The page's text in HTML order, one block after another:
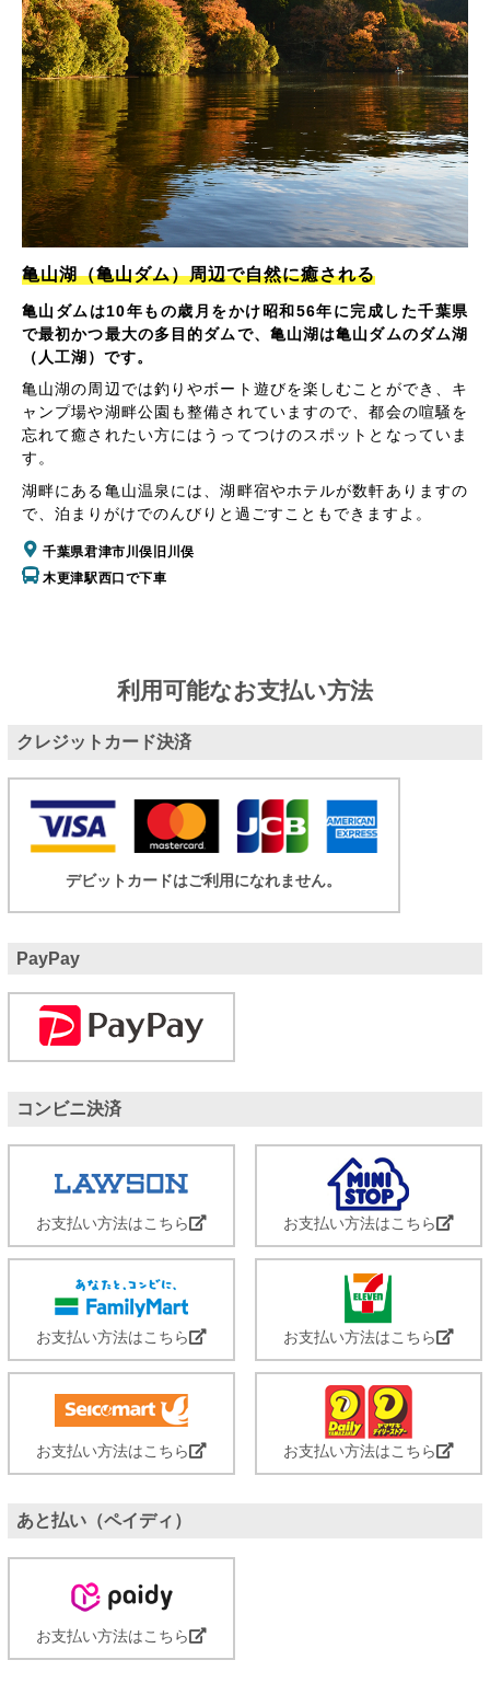
亀山湖（亀山ダム）周辺で自然に癒される
亀山ダムは10年もの歳月をかけ昭和56年に完成した千葉県
で最初かつ最大の多目的ダムで、亀山湖は亀山ダムのダム湖
（人工湖）です。
亀山湖の周辺では釣りやボート遊びを楽しむことができ、キ
ャンプ場や湖畔公園も整備されていますので、都会の喧騒を
忘れて癒されたい方にはうってつけのスポットとなっていま
す。
湖畔にある亀山温泉には、湖畔宿やホテルが数軒ありますの
で、泊まりがけでのんびりと過ごすこともできますよ。
千葉県君津市川俣旧川俣
木更津駅西口で下車
利用可能なお支払い方法
クレジットカード決済
デビットカードはご利用になれません。
PayPay
コンビニ決済
お支払い方法はこちら お支払い方法はこちら
お支払い方法はこちら お支払い方法はこちら
お支払い方法はこちら お支払い方法はこちら
あと払い（ペイディ）
お支払い方法はこちら